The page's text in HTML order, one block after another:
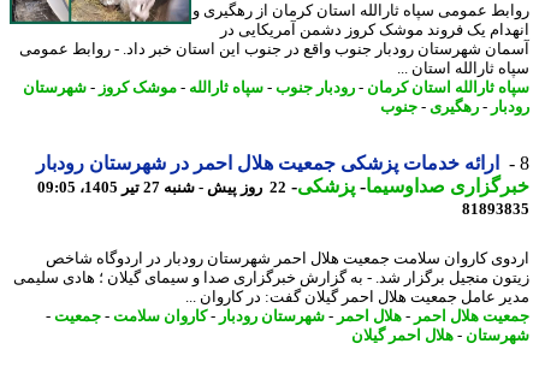
عمومی سپاه ثارالله استان کرمان از رهگیری و
یک فروند موشک کروز دشمن آمریکایی در
شهرستان رودبار جنوب واقع در جنوب این استان خبر داد. - روابط عمومی
ثارالله استان ...
ثارالله استان کرمان -رودبار جنوب-سپاه ثارالله-موشک کروز- شهرستان
-رهگیری- جنوب
ارائه خدمات پزشکی جمعیت هلال احمر در شهرستان رودبار
صداوسیما-پزشکی-22 روز پیش - شنبه 27 تیر 1405، 09:05
کاروان سلامت جمعیت هلال احمر شهرستان رودبار در اردوگاه شاخص
منجیل برگزار شد. - به گزارش خبرگزاری صدا و سیمای گیلان ؛ هادی سلیمی
عامل جمعیت هلال احمر گیلان گفت: در کاروان ...
هلال احمر -هلال احمر -شهرستان رودبار-کاروان سلامت-جمعیت-
-هلال احمر گیلان